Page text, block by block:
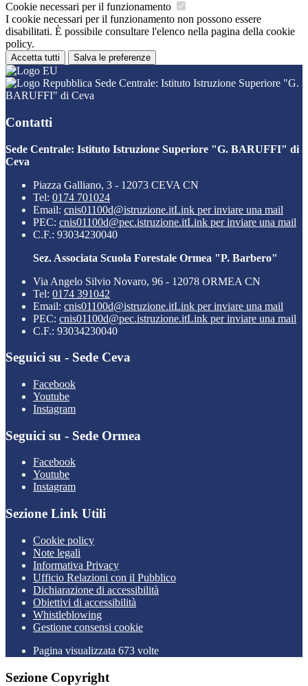
Cookie necessari per il funzionamento
I cookie necessari per il funzionamento non possono essere
disabilitati. È possibile consultare l'elenco nella pagina della cookie
policy.
Accetta tutti Salva le preferenze
Sede Centrale: Istituto Istruzione Superiore "G.
BARUFFI" di Ceva
Contatti
Sede Centrale: Istituto Istruzione Superiore "G. BARUFFI" di
Ceva
Piazza Galliano, 3 - 12073 CEVA CN
Tel: 0174 701024
Email: cnis01100d@istruzione.itLink per inviare una mail
PEC: cnis01100d@pec.istruzione.itLink per inviare una mail
C.F.: 93034230040
Sez. Associata Scuola Forestale Ormea "P. Barbero"
Via Angelo Silvio Novaro, 96 - 12078 ORMEA CN
Tel: 0174 391042
Email: cnis01100d@istruzione.itLink per inviare una mail
PEC: cnis01100d@pec.istruzione.itLink per inviare una mail
C.F.: 93034230040
Seguici su - Sede Ceva
Facebook
Youtube
Instagram
Seguici su - Sede Ormea
Facebook
Youtube
Instagram
Sezione Link Utili
Cookie policy
Note legali
Informativa Privacy
Ufficio Relazioni con il Pubblico
Dichiarazione di accessibilità
Obiettivi di accessibilità
Whistleblowing
Gestione consensi cookie
Pagina visualizzata 673 volte
Sezione Copyright